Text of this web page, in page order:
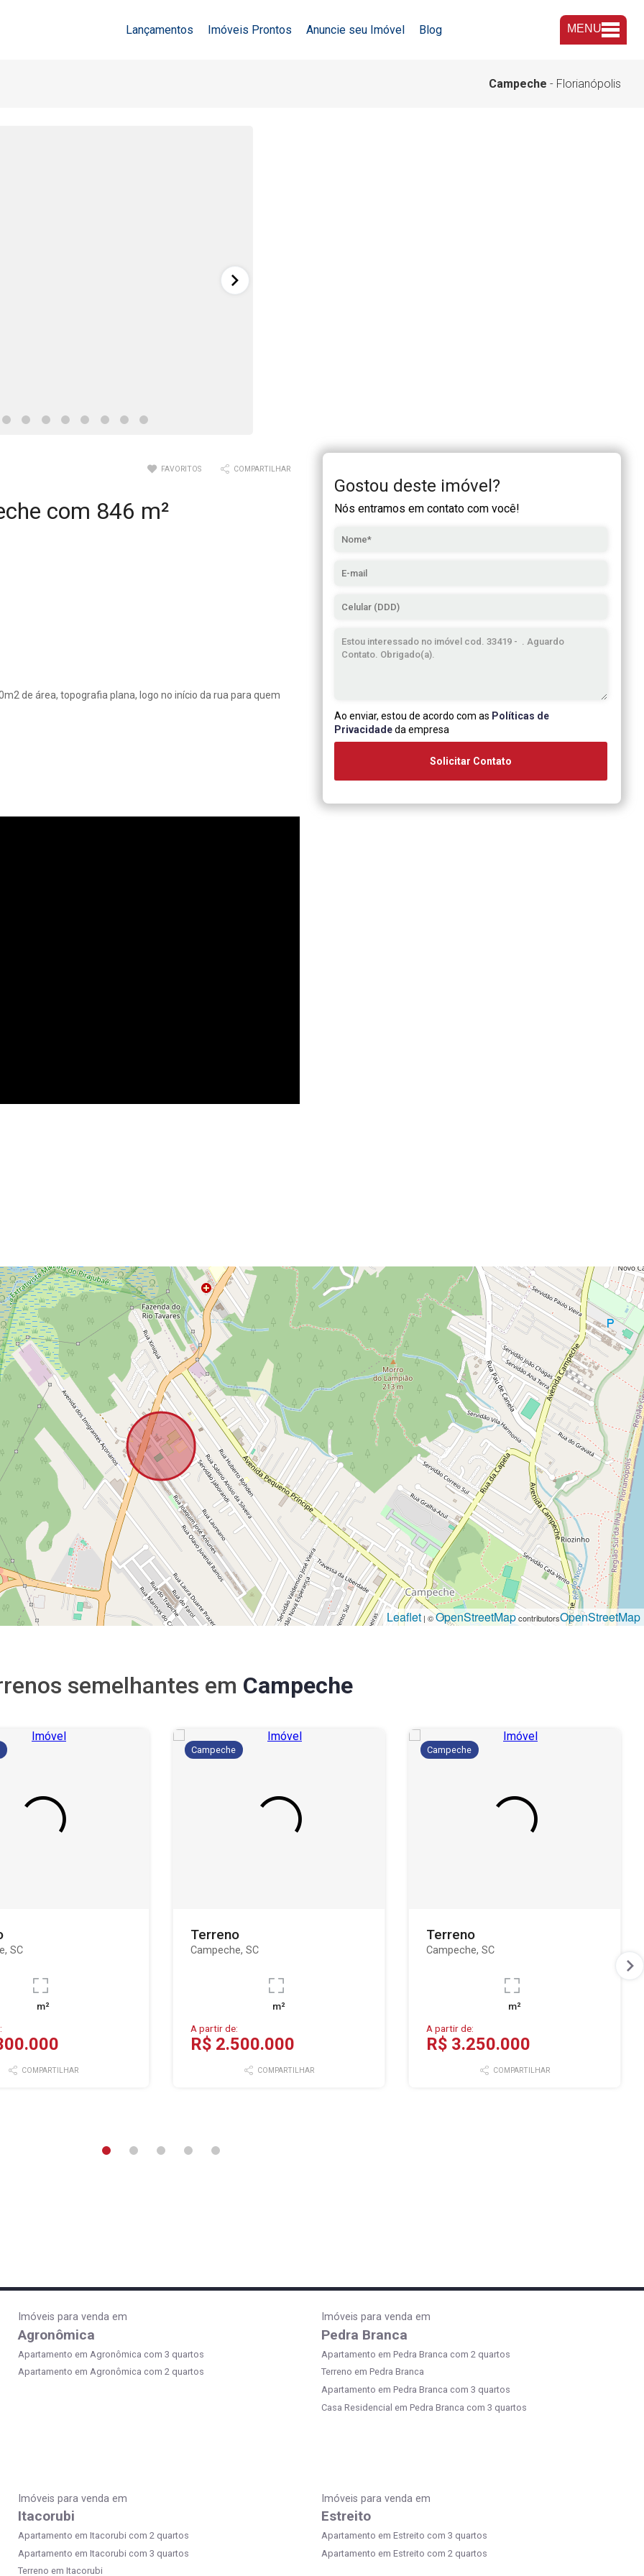
Lançamentos Imóveis Prontos Anuncie seu Imóvel Blog MENU
Campeche - Florianópolis
FAVORITOS COMPARTILHAR
com 846 m²
de área, topografia plana, logo no início da rua para quem
Gostou deste imóvel?
Nós entramos em contato com você!
Ao enviar, estou de acordo com as Políticas de
Privacidadeda empresa
Solicitar Contato
Leaflet | ©OpenStreetMapcontributorsOpenStreetMap
semelhantes em Campeche
SC
m²
COMPARTILHAR
Campeche
Terreno
Campeche, SC
m²
A partir de:
R$ 2.500.000
COMPARTILHAR
Campeche
Terreno
Campeche, SC
m²
A partir de:
R$ 3.250.000
COMPARTILHAR
Imóveis para venda em
Agronômica
Apartamento em Agronômica com 3 quartos
Apartamento em Agronômica com 2 quartos
Imóveis para venda em
Pedra Branca
Apartamento em Pedra Branca com 2 quartos
Terreno em Pedra Branca
Apartamento em Pedra Branca com 3 quartos
Casa Residencial em Pedra Branca com 3 quartos
Imóveis para venda em
Itacorubi
Apartamento em Itacorubi com 2 quartos
Apartamento em Itacorubi com 3 quartos
Terreno em Itacorubi
Imóveis para venda em
Estreito
Apartamento em Estreito com 3 quartos
Apartamento em Estreito com 2 quartos